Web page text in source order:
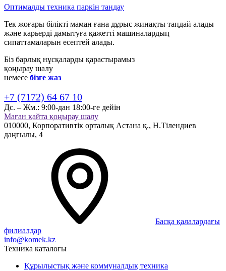
Оптималды техника паркін таңдау
Тек жоғары білікті маман ғана дұрыс жинақты таңдай алады
және карьерді дамытуға қажетті машиналардың
сипаттамаларын есептей алады.
Біз барлық нұсқаларды қарастырамыз
қоңырау шалу
немесе бізге жаз
+7 (7172) 64 67 10
Дс. – Жм.: 9:00-дан 18:00-ге дейін
Маған қайта қоңырау шалу
010000, Корпоративтік орталық Астана қ., Н.Тілендиев
даңғылы, 4
Басқа қалалардағы
филиалдар
info@komek.kz
Техника каталогы
Құрылыстық және коммуналдық техника